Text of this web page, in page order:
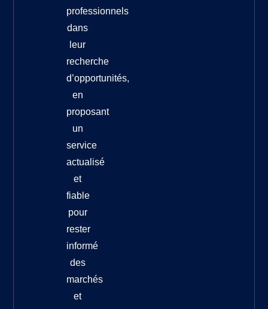
professionnels
dans
leur
recherche
d’opportunités,
en
proposant
un
service
actualisé
et
fiable
pour
rester
informé
des
marchés
et